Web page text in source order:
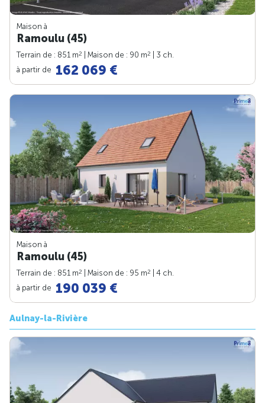
Maison à
Ramoulu (45)
Terrain de : 851 m2 | Maison de : 90 m2
| 3 ch.
à partir de 162 069 €
Maison à
Ramoulu (45)
Terrain de : 851 m2 | Maison de : 95 m2
| 4 ch.
à partir de 190 039 €
Aulnay-la-Rivière